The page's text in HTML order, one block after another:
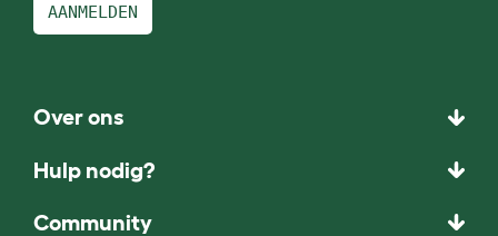
AANMELDEN
Over ons
Hulp nodig?
Community